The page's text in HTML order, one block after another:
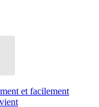
et facilement